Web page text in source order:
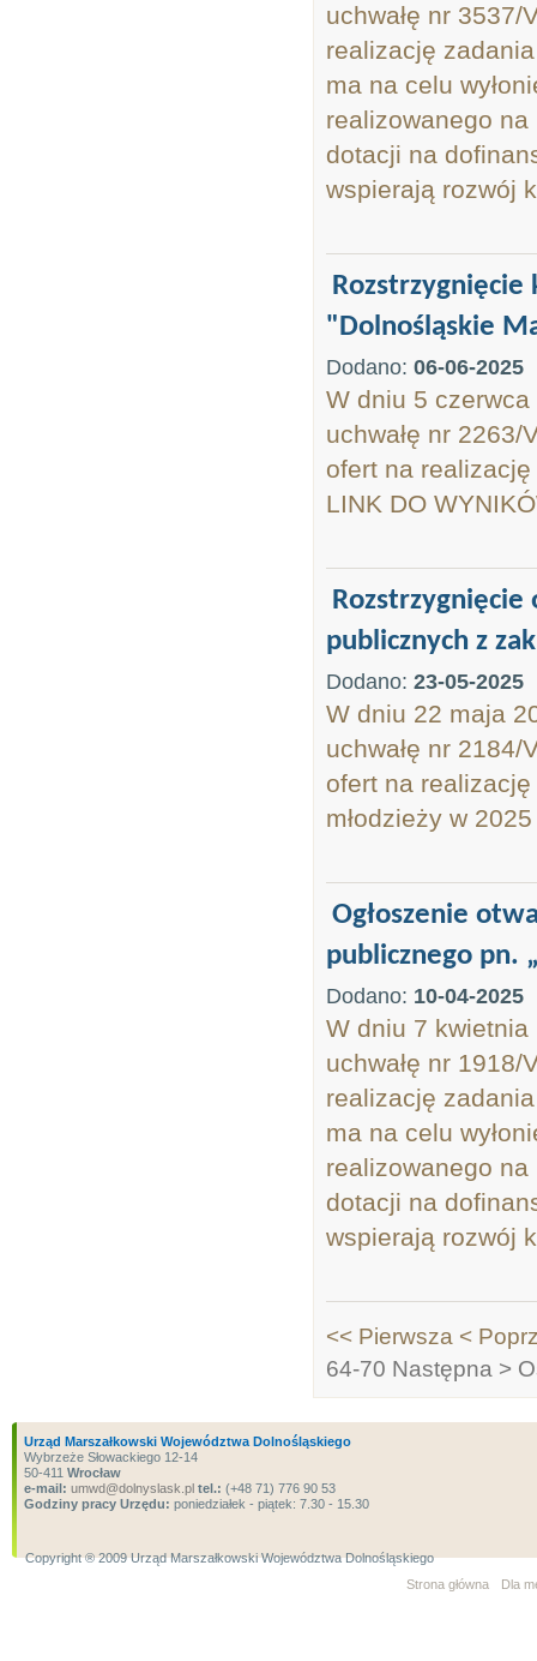
uchwałę nr
realizację
ma na celu
realizowanego
dotacji na
wspierają rozwój
Rozstrzygnięcie
"Dolnośląskie
Dodano: 06-06-2025
W dniu 5
uchwałę nr
ofert na realizację
LINK DO
publicznych z
Dodano: 23-05-2025
W dniu 22 maja
uchwałę nr
ofert na
młodzieży w
Ogłoszenie
publicznego pn.
Dodano: 10-04-2025
W dniu 7 kwietnia
uchwałę nr
realizację
ma na celu
realizowanego
dotacji na
wspierają rozwój
<< Pierwsza <
64-70 Następna >
Urząd Marszałkowski Województwa Dolnośląskiego
Wybrzeże Słowackiego 12-14
50-411 Wrocław
e-mail: umwd@dolnyslask.pl tel.: (+48 71) 776 90 53
Godziny pracy Urzędu: poniedziałek - piątek: 7.30 - 15.30
Copyright ® 2009 Urząd Marszałkowski Województwa Dolnośląskiego
Strona główna
Dla